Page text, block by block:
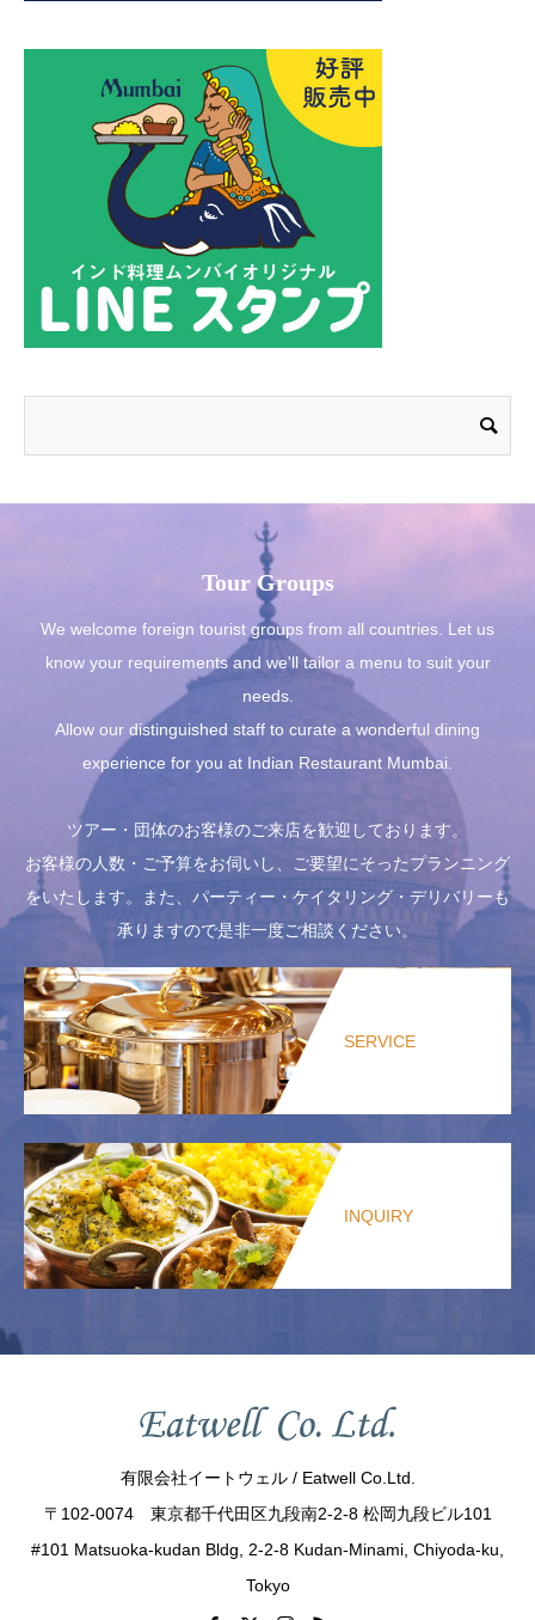
Tour Groups
We welcome foreign tourist groups from all countries. Let us
know your requirements and we'll tailor a menu to suit your
needs.
Allow our distinguished staff to curate a wonderful dining
experience for you at Indian Restaurant Mumbai.
ツアー・団体のお客様のご来店を歓迎しております。
お客様の人数・ご予算をお伺いし、ご要望にそったプランニング
をいたします。また、パーティー・ケイタリング・デリバリーも
承りますので是非一度ご相談ください。
SERVICE
INQUIRY
有限会社イートウェル / Eatwell Co.Ltd.
〒102-0074 東京都千代田区九段南2-2-8 松岡九段ビル101
#101 Matsuoka-kudan Bldg, 2-2-8 Kudan-Minami, Chiyoda-ku,
Tokyo